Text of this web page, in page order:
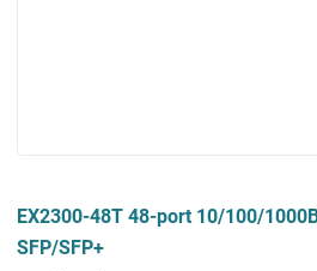
EX2300-48T 48-port 10/100/
SFP/SFP+